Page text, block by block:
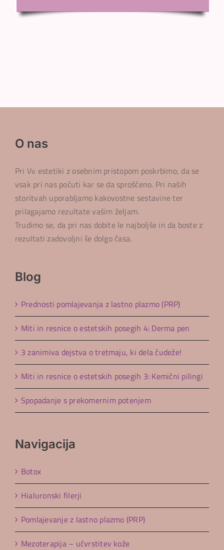
O nas
Pri Vv estetiki z osebnim pristopom poskrbimo, da se
vsak pri nas počuti kar se da sproščeno. Pri naših
storitvah uporabljamo kakovostne sestavine ter
prilagajamo rezultate vašim željam.
Trudimo se, da pri nas dobite le najboljše in da boste z
rezultati zadovoljni še dolgo časa.
Blog
Prednosti pomlajevanja z lastno plazmo (PRP)
Miti in resnice o estetskih posegih 4: Derma pen
3 zanimiva dejstva o tretmaju, ki dela čudeže!
Miti in resnice o estetskih posegih 3: Kemični pilingi
Spopadanje s prekomernim potenjem
Navigacija
Botox
Hialuronski filerji
Pomlajevanje z lastno plazmo (PRP)
Mezoterapija – učvrstitev kože